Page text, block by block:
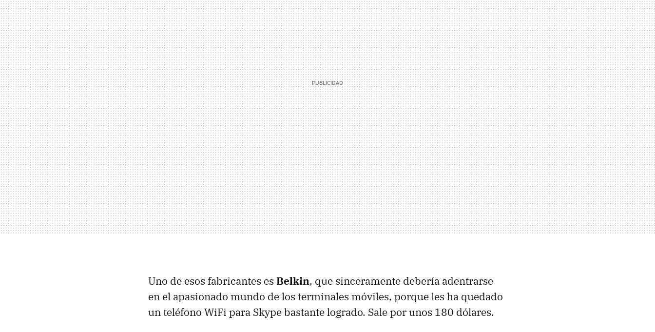
Uno de esos fabricantes es Belkin, que sinceramente debería adentrarse
en el apasionado mundo de los terminales móviles, porque les ha quedado
un teléfono WiFi para Skype bastante logrado. Sale por unos 180 dólares.